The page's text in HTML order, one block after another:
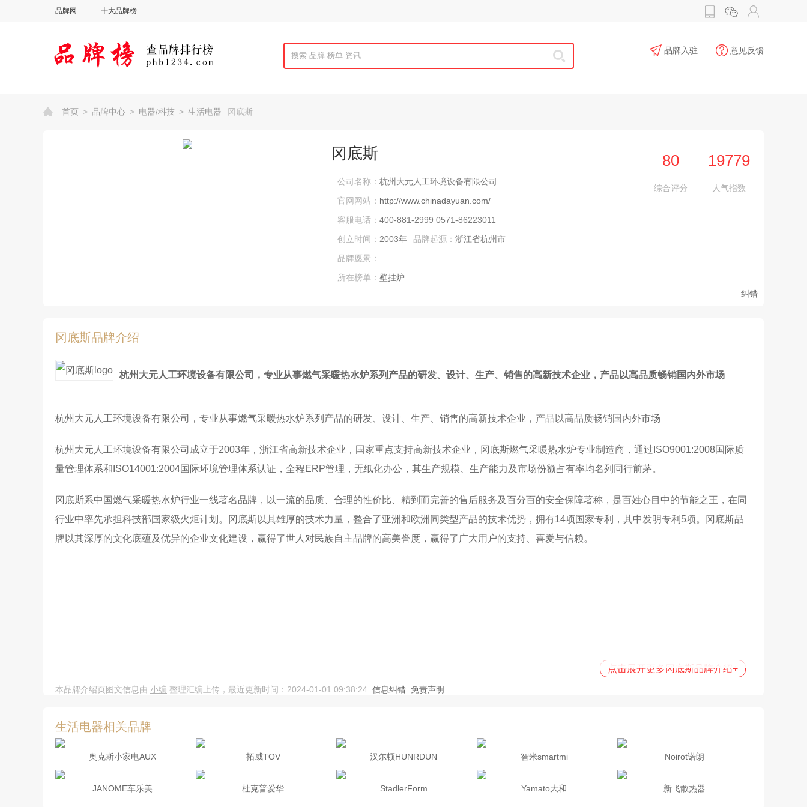
品牌网 十大品牌榜
品牌入驻 意见反馈
首页 > 品牌中心 > 电器/科技 > 生活电器 冈底斯
冈底斯
公司名称： 杭州大元人工环境设备有限公司
官网网站： http://www.chinadayuan.com/
客服电话： 400-881-2999 0571-86223011
创立时间： 2003年 品牌起源： 浙江省杭州市
品牌愿景：
所在榜单： 壁挂炉
纠错
综合评分
80
人气指数
19779
冈底斯品牌介绍
杭州大元人工环境设备有限公司，专业从事燃气采暖热水炉系列产品的研发、设计、生产、销售的高新技术企业，产品以高品质畅销国内外市场
杭州大元人工环境设备有限公司，专业从事燃气采暖热水炉系列产品的研发、设计、生产、销售的高新技术企业，产品以高品质畅销国内外市场
杭州大元人工环境设备有限公司成立于2003年，浙江省高新技术企业，国家重点支持高新技术企业，冈底斯燃气采暖热水炉专业制造商，通过ISO9001:2008国际质
量管理体系和ISO14001:2004国际环境管理体系认证，全程ERP管理，无纸化办公，其生产规模、生产能力及市场份额占有率均名列同行前茅。
冈底斯系中国燃气采暖热水炉行业一线著名品牌，以一流的品质、合理的性价比、精到而完善的售后服务及百分百的安全保障著称，是百姓心目中的节能之王，在同
行业中率先承担科技部国家级火炬计划。冈底斯以其雄厚的技术力量，整合了亚洲和欧洲同类型产品的技术优势，拥有14项国家专利，其中发明专利5项。冈底斯品
牌以其深厚的文化底蕴及优异的企业文化建设，赢得了世人对民族自主品牌的高美誉度，赢得了广大用户的支持、喜爱与信赖。
点击展开更多冈底斯品牌介绍+
本品牌介绍页图文信息由 小编 整理汇编上传，最近更新时间：2024-01-01 09:38:24 信息纠错 免责声明
生活电器相关品牌
奥克斯小家电AUX 拓威TOV 汉尔顿HUNRDUN 智米smartmi Noirot诺朗
JANOME车乐美 杜克普爱华 StadlerForm Yamato大和 新飞散热器